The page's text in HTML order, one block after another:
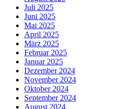
Juli 2025
Juni 2025
Mai 2025
April 2025
März 2025
Februar 2025
Januar 2025
Dezember 2024
November 2024
Oktober 2024
September 2024
August 2024